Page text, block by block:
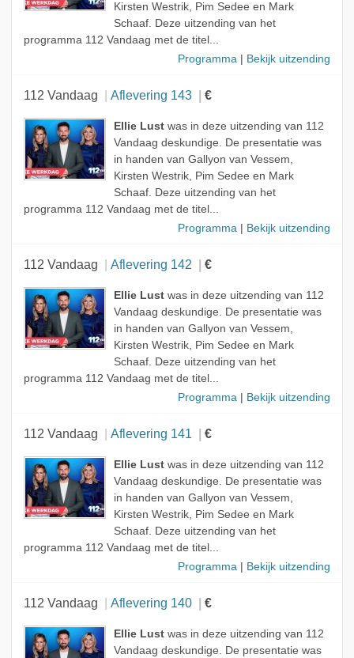
Kirsten Westrik, Pim Sedee en Mark
Schaaf. Deze uitzending van het
programma 112 Vandaag met de titel...
Programma
Bekijk uitzending
112 Vandaag Aflevering 143 €
Ellie Lustwas in deze uitzending van 112
Vandaag deskundige. De presentatie was
in handen van Gallyon van Vessem,
Kirsten Westrik, Pim Sedee en Mark
Schaaf. Deze uitzending van het
programma 112 Vandaag met de titel...
Programma
Bekijk uitzending
112 Vandaag Aflevering 142 €
Ellie Lustwas in deze uitzending van 112
Vandaag deskundige. De presentatie was
in handen van Gallyon van Vessem,
Kirsten Westrik, Pim Sedee en Mark
Schaaf. Deze uitzending van het
programma 112 Vandaag met de titel...
Programma
Bekijk uitzending
112 Vandaag Aflevering 141 €
Ellie Lustwas in deze uitzending van 112
Vandaag deskundige. De presentatie was
in handen van Gallyon van Vessem,
Kirsten Westrik, Pim Sedee en Mark
Schaaf. Deze uitzending van het
programma 112 Vandaag met de titel...
Programma
Bekijk uitzending
112 Vandaag Aflevering 140 €
Ellie Lustwas in deze uitzending van 112
Vandaag deskundige. De presentatie was